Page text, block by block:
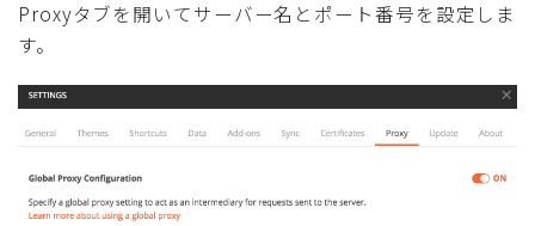
Proxyタブを開いてサーバー名とポート番号を設定しま
す。